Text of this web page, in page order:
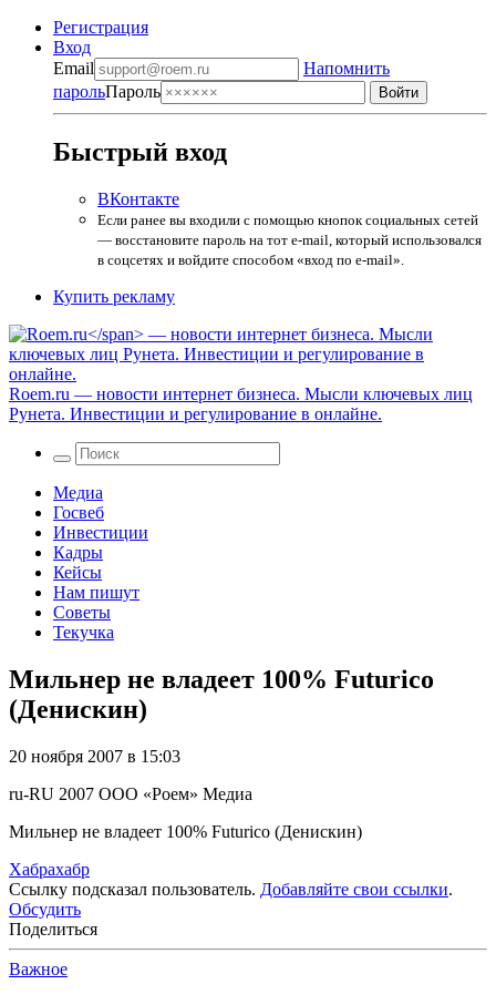
Регистрация
Вход
Email
Напомнить
парольПароль
Быстрый вход
ВКонтакте
Если ранее вы входили с помощью кнопок социальных сетей
— восстановите пароль на тот e-mail, который использовался
в соцсетях и войдите способом «вход по e-mail».
Купить рекламу
Roem.ru — новости интернет бизнеса. Мысли ключевых лиц
Рунета. Инвестиции и регулирование в онлайне.
Медиа
Госвеб
Инвестиции
Кадры
Кейсы
Нам пишут
Советы
Текучка
Мильнер не владеет 100% Futurico
(Денискин)
20 ноября 2007 в 15:03
ru-RU 2007 ООО «Роем» Медиа
Мильнер не владеет 100% Futurico (Денискин)
Хабрахабр
Ссылку подсказал пользователь. Добавляйте свои ссылки.
Обсудить
Поделиться
Важное